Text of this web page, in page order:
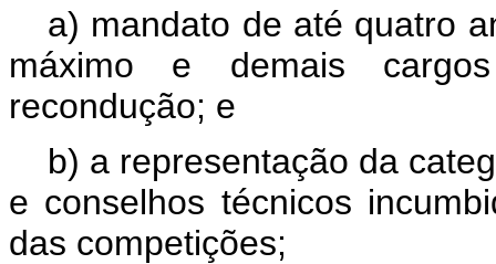
a) mandato de até quatro
máximo e demais
recondução; e
b) a representação da
e conselhos técnicos
das competições;